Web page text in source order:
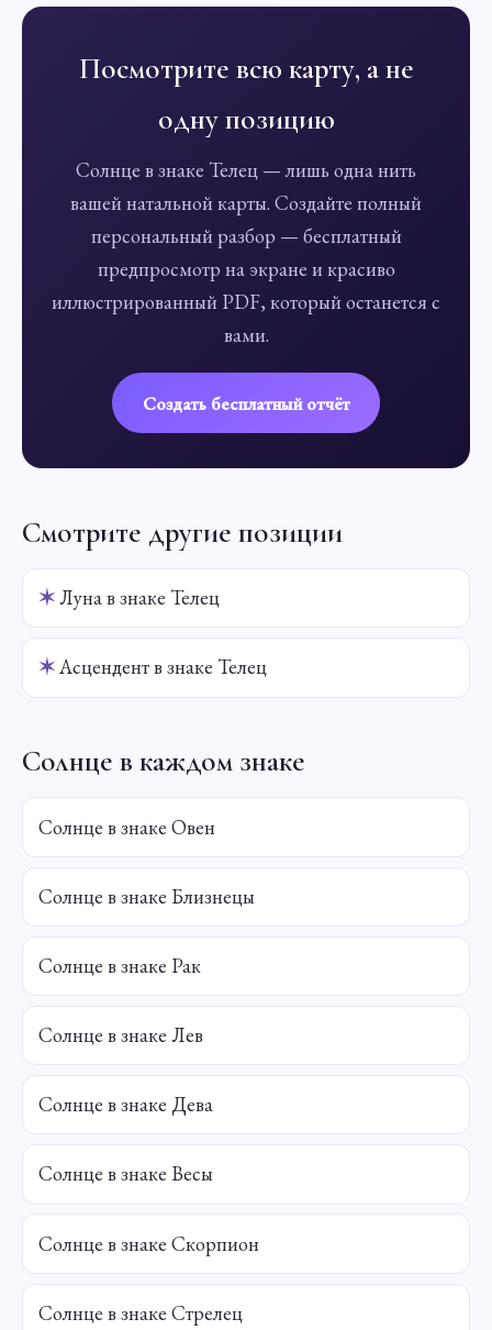
Посмотрите всю карту, а не
одну позицию
Солнце в знаке Телец — лишь одна нить
вашей натальной карты. Создайте полный
персональный разбор — бесплатный
предпросмотр на экране и красиво
иллюстрированный PDF, который останется с
вами.
Создать бесплатный отчёт
Смотрите другие позиции
✶Луна в знаке Телец
✶Асцендент в знаке Телец
Солнце в каждом знаке
Солнце в знаке Овен
Солнце в знаке Близнецы
Солнце в знаке Рак
Солнце в знаке Лев
Солнце в знаке Дева
Солнце в знаке Весы
Солнце в знаке Скорпион
Солнце в знаке Стрелец